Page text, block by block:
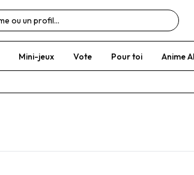
Mini-jeux Vote Pour toi Anime